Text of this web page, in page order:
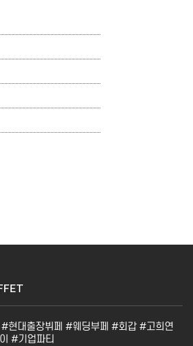
현대출장뷔페 #웨딩부페 #회갑 #고희연
#기업파티